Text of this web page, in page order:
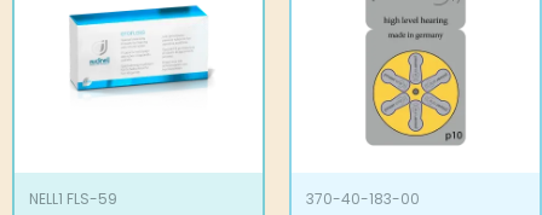
NELL1 FLS-59 370-40-183-00